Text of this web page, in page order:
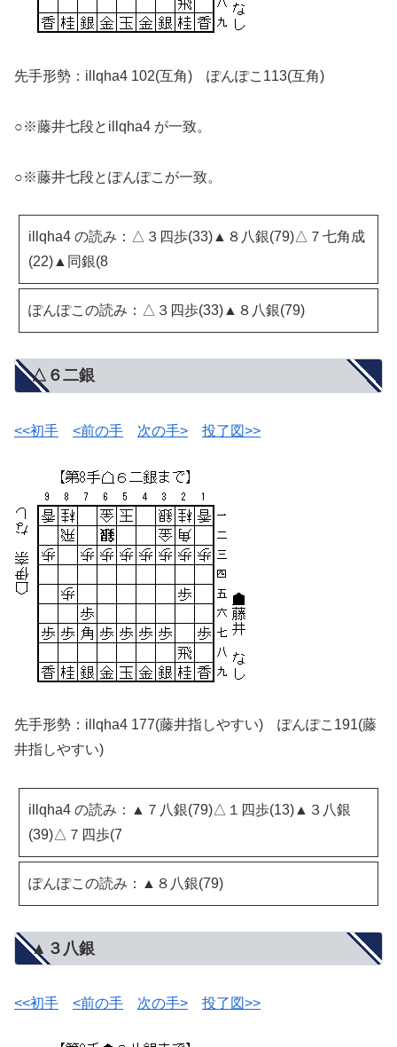
先手形勢：illqha4 102(互角) ぽんぽこ113(互角)
○※藤井七段とillqha4 が一致。
○※藤井七段とぽんぽこが一致。
illqha4 の読み：△３四歩(33)▲８八銀(79)△７七角成
(22)▲同銀(8
ぽんぽこの読み：△３四歩(33)▲８八銀(79)
△６二銀
<<初手 <前の手 次の手> 投了図>>
先手形勢：illqha4 177(藤井指しやすい) ぽんぽこ191(藤
井指しやすい)
illqha4 の読み：▲７八銀(79)△１四歩(13)▲３八銀
(39)△７四歩(7
ぽんぽこの読み：▲８八銀(79)
▲３八銀
<<初手 <前の手 次の手> 投了図>>